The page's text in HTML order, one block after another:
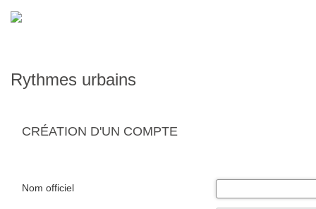
Rythmes urbains
CRÉATION D'UN COMPTE
Nom officiel